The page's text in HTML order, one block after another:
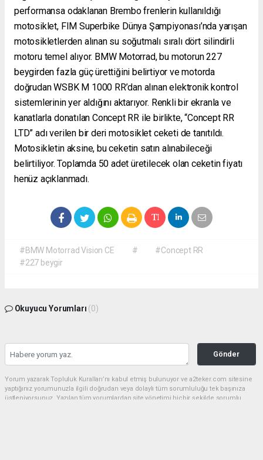
performansa odaklanan Brembo frenlerin kullanıldığı
motosiklet, FIM Superbike Dünya Şampiyonası’nda yarışan
motosikletlerden alınan su soğutmalı sıralı dört silindirli
motoru temel alıyor. BMW Motorrad, bu motorun 227
beygirden fazla güç ürettiğini belirtiyor ve motorda
doğrudan WSBK M 1000 RR’dan alınan elektronik kontrol
sistemlerinin yer aldığını aktarıyor. Renkli bir ekranla ve
kanatlarla donatılan Concept RR ile birlikte, “Concept RR
LTD” adı verilen bir deri motosiklet ceketi de tanıtıldı.
Motosikletin aksine, bu ceketin satın alınabileceği
belirtiliyor. Toplamda 50 adet üretilecek olan ceketin fiyatı
henüz açıklanmadı.
#BMW Motorrad Vision CE #
#Concept RR
#227 beygir
Okuyucu Yorumları (0)
Gönder
Yorum yazarak Topluluk Kuralları’nı kabul etmiş bulunuyor ve a2teker.com sitesine
yaptığınız yorumunuzla ilgili doğrudan veya dolaylı tüm sorumluluğu tek başınıza
üstleniyorsunuz. Yazılan tüm yorumlardan site yönetimi hiçbir şekilde sorumlu